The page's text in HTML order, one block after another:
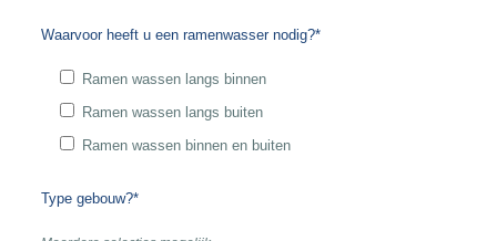
Waarvoor heeft u een ramenwasser nodig?*
Ramen wassen langs binnen
Ramen wassen langs buiten
Ramen wassen binnen en buiten
Type gebouw?*